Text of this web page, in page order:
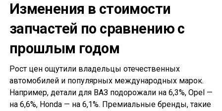
Изменения в стоимости
запчастей по сравнению с
прошлым годом
Рост цен ощутили владельцы отечественных
автомобилей и популярных международных марок.
Например, детали для ВАЗ подорожали на 6,3%, Opel —
на 6,6%, Honda — на 6,1%. Премиальные бренды, такие